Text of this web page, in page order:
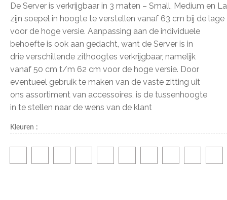
De Server is verkrijgbaar in 3 maten – Small, Medium en
zijn soepel in hoogte te verstellen vanaf 63 cm bij de
voor de hoge versie. Aanpassing aan de individuele
behoefte is ook aan gedacht, want de Server is in
drie verschillende zithoogtes verkrijgbaar, namelijk
vanaf 50 cm t/m 62 cm voor de hoge versie. Door
eventueel gebruik te maken van de vaste zitting uit
ons assortiment van accessoires, is de tussenhoogte
in te stellen naar de wens van de klant
Kleuren :